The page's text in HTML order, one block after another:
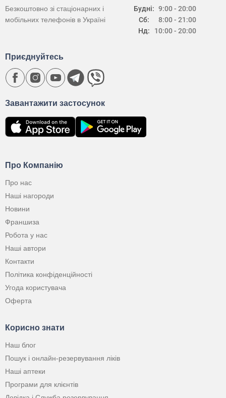
Будні:
Сб:
Нд:
9:00 - 20:00
8:00 - 21:00
10:00 - 20:00
Безкоштовно зі стаціонарних і
мобільних телефонів в Україні
Про Компанію
Про нас
Наші нагороди
Новини
Франшиза
Робота у нас
Наші автори
Контакти
Політика конфіденційності
Угода користувача
Оферта
Корисно знати
Наш блог
Пошук і онлайн-резервування ліків
Наші аптеки
Програми для клієнтів
Завантажити застосунок
Приєднуйтесь